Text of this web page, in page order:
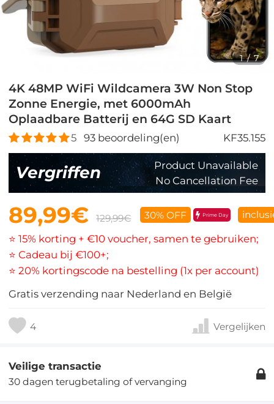
1/7
4K 48MP WiFi Wildcamera 3W Non Stop
Zonne Energie, met 6000mAh
Oplaadbare Batterij en 64G SD Kaart
5 93beoordeling(en) KF35.155
Vergriffen
Product Unavailable
No Cancellation Fee
89,99€ 129,99€ 30% OFF Prime Day
⭐ 15% korting + €10 voucher, samen te gebruiken;
⭐ Cadeau bij €100+;
⭐ 20% kortingscode na bestelling (1x per account)
Gratis verzending naar Nederland en België
4 Vergelijken
Veilige transactie
30 dagen terugbetaling of vervanging